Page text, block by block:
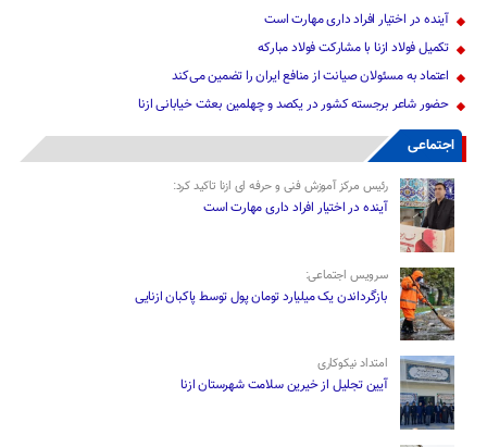
آینده در اختیار افراد داری مهارت است
تکمیل فولاد ازنا با مشارکت فولاد مبارکه
اعتماد به مسئولان صیانت از منافع ایران را تضمین می‌کند
حضور شاعر برجسته کشور در یکصد و چهلمین بعثت خیابانی ازنا
اجتماعی
رئیس مرکز آموزش فنی و حرفه ای ازنا تاکید کرد:
آینده در اختیار افراد داری مهارت است
سرویس اجتماعی:
بازگرداندن یک میلیارد تومان پول توسط پاکبان ازنایی
امتداد نیکوکاری
آیین تجلیل از خیرین سلامت شهرستان ازنا